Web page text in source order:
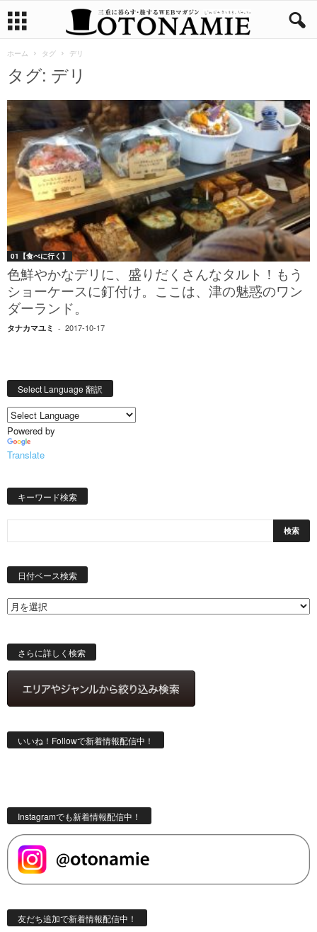
ホーム タグ デリ
タグ: デリ
01【食べに行く】
色鮮やかなデリに、盛りだくさんなタルト！もう
ショーケースに釘付け。ここは、津の魅惑のワン
ダーランド。
タナカマユミ - 2017-10-17
Select Language 翻訳
Powered by
Translate
キーワード検索
日付ベース検索
さらに詳しく検索
いいね！Followで新着情報配信中！
Instagramでも新着情報配信中！
友だち追加で新着情報配信中！